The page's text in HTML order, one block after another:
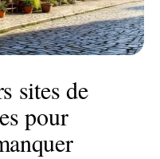
sites de
pour